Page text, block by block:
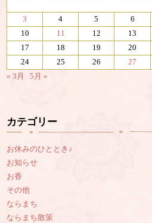
3
4 5 6
10
11 12 13
17
18 19 20
24
25 26 27
« 3月
5月 »
カテゴリー
お休みのひととき♪
お知らせ
お香
その他
ならまち
ならまち散策